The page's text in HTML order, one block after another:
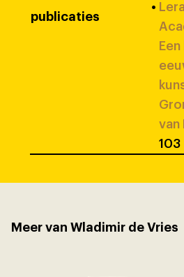
publicaties
•
van
103
Meer van Wladimir de Vries